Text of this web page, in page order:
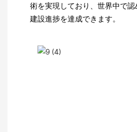
術を実現しており、世界中で
建設進捗を達成できます。